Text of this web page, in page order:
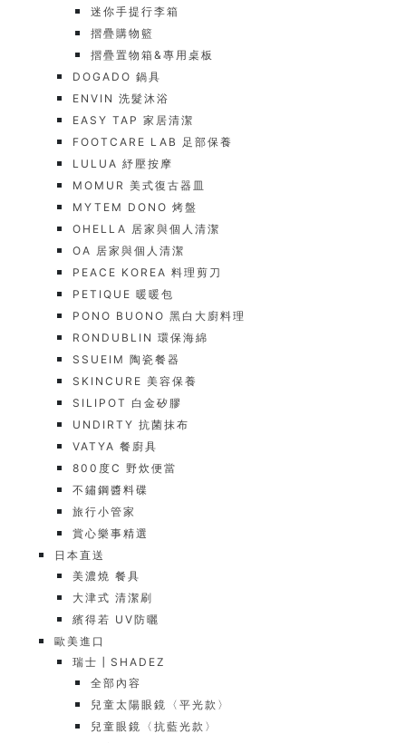
迷你手提行李箱
摺疊購物籃
摺疊置物箱&專用桌板
DOGADO 鍋具
ENVIN 洗髮沐浴
EASY TAP 家居清潔
FOOTCARE LAB 足部保養
LULUA 紓壓按摩
MOMUR 美式復古器皿
MYTEM DONO 烤盤
OHELLA 居家與個人清潔
OA 居家與個人清潔
PEACE KOREA 料理剪刀
PETIQUE 暖暖包
PONO BUONO 黑白大廚料理
RONDUBLIN 環保海綿
SSUEIM 陶瓷餐器
SKINCURE 美容保養
SILIPOT 白金矽膠
UNDIRTY 抗菌抹布
VATYA 餐廚具
800度C 野炊便當
不鏽鋼醬料碟
旅行小管家
賞心樂事精選
日本直送
美濃燒 餐具
大津式 清潔刷
繽得若 UV防曬
歐美進口
瑞士┃SHADEZ
全部內容
兒童太陽眼鏡〈平光款〉
兒童眼鏡〈抗藍光款〉